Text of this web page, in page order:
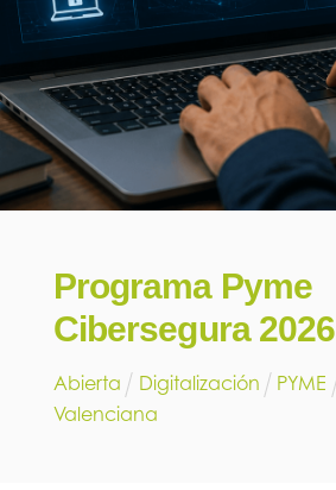
Programa Pyme
Cibersegura 2026
Abierta Digitalización PYME
Valenciana